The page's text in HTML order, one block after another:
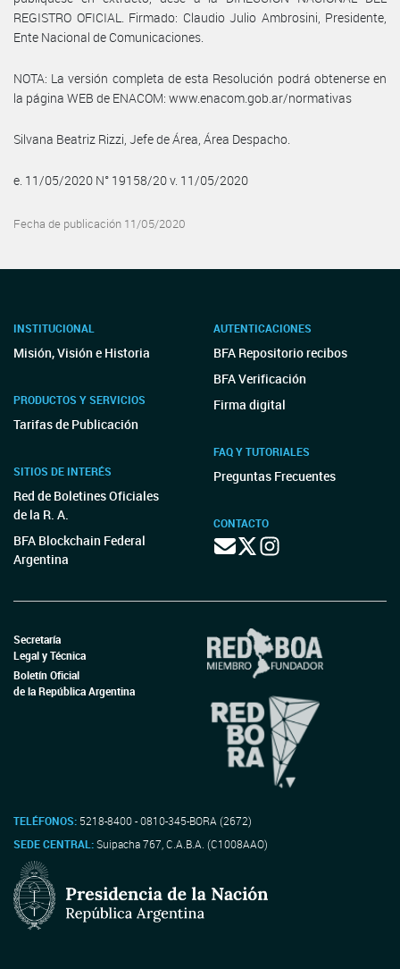
REGISTRO OFICIAL. Firmado: Claudio Julio Ambrosini, Presidente,
Ente Nacional de Comunicaciones.
NOTA: La versión completa de esta Resolución podrá obtenerse en
la página WEB de ENACOM: www.enacom.gob.ar/normativas
Silvana Beatriz Rizzi, Jefe de Área, Área Despacho.
e. 11/05/2020 N° 19158/20 v. 11/05/2020
Fecha de publicación 11/05/2020
INSTITUCIONAL
Misión, Visión e Historia
PRODUCTOS Y SERVICIOS
Tarifas de Publicación
SITIOS DE INTERÉS
Red de Boletines Oficiales
de la R. A.
BFA Blockchain Federal
Argentina
AUTENTICACIONES
BFA Repositorio recibos
BFA Verificación
Firma digital
FAQ Y TUTORIALES
Preguntas Frecuentes
CONTACTO
Secretaría
Legal y Técnica
Boletín Oficial
de la República Argentina
TELÉFONOS: 5218-8400 - 0810-345-BORA (2672)
SEDE CENTRAL:Suipacha 767, C.A.B.A. (C1008AAO)